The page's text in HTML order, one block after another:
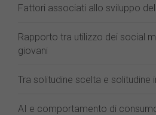
Fattori associati allo sviluppo
Rapporto tra utilizzo dei social
giovani
Tra solitudine scelta e solitudine
AI e comportamento di